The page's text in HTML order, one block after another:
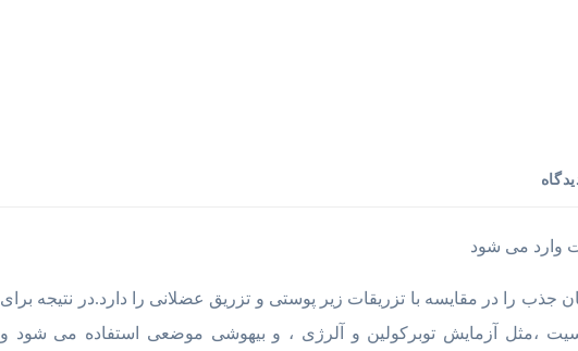
وارد می شود
جذب را در مقایسه با تزریقات زیر پوستی و تزریق عضلانی را دارد.در نتیجه برای
،مثل آزمایش توبرکولین و آلرژی ، و بیهوشی موضعی استفاده می شود و